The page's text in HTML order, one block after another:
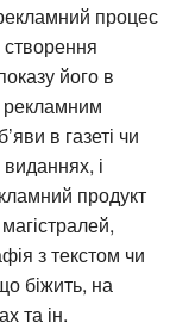
процес
його в
рекламним
в газеті чи
і
продукт
з текстом чи
біжить, на
та ін.